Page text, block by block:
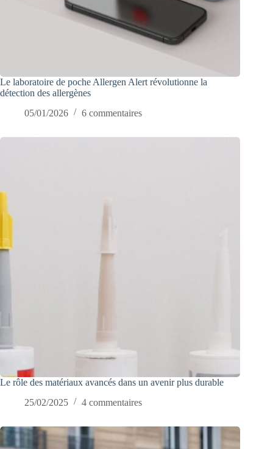
Le laboratoire de poche Allergen Alert révolutionne la
détection des allergènes
05/01/2026
6 commentaires
Le rôle des matériaux avancés dans un avenir plus durable
25/02/2025
4 commentaires